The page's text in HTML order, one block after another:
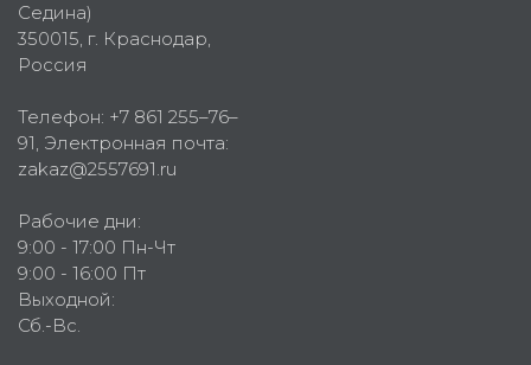
Седина)
350015, г. Краснодар,
Россия
Телефон: +7 861 255–76–
91, Электронная почта:
zakaz@2557691.ru
Рабочие дни:
9:00 - 17:00 Пн-Чт
9:00 - 16:00 Пт
Выходной:
Сб.-Вс.